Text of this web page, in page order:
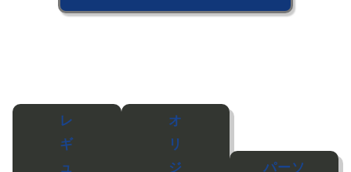
レ
ギ
ュ
オ
リ
ジ
パーソ